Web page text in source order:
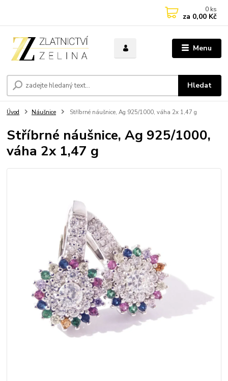
Menu
Hledat
0 ks
za 0,00 Kč
Úvod Náušnice Stříbrné náušnice, Ag 925/1000, váha 2x 1,47 g
Stříbrné náušnice, Ag 925/1000,
váha 2x 1,47 g